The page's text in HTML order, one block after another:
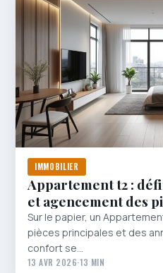
IMMOBILIER
Appartement t2 :
et agencement des
Sur le papier, un
pièces principales et des
confort se…
13 AVR 2026·13 MIN